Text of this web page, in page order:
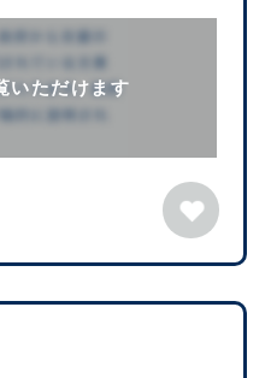
いただけます